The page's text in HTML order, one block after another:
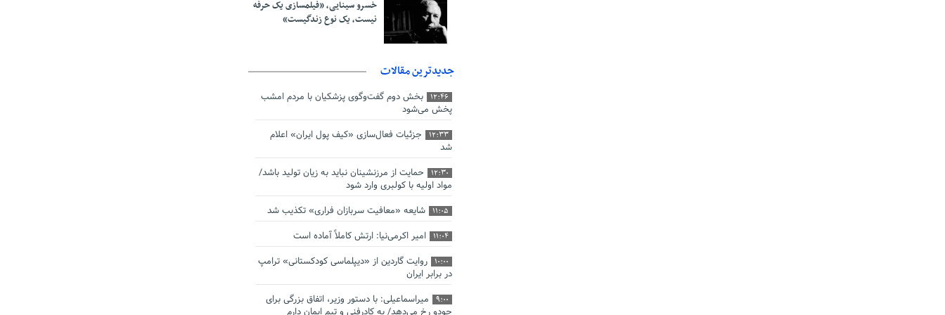
خسرو سینایی، «فیلمسازی یک حرفه
نیست، یک نوع زندگیست»
جدیدترین مقالات
12:46
بخش دوم گفت‌وگوی پزشکیان با مردم امشب
پخش می‌شود
12:33
جزئیات فعال‌سازی «کیف پول ایران» اعلام
شد
12:30
حمایت از مرزنشینان نباید به زیان تولید باشد/
مواد اولیه با کولبری وارد شود
11:05 شایعه «معافیت سربازان فراری» تکذیب شد
11:04 امیر اکرمی‌نیا: ارتش کاملاً آماده است
10:00
روایت گاردین از «دیپلماسی کودکستانی» ترامپ
در برابر ایران
9:00
میراسماعیلی: با دستور وزیر، اتفاق بزرگی برای